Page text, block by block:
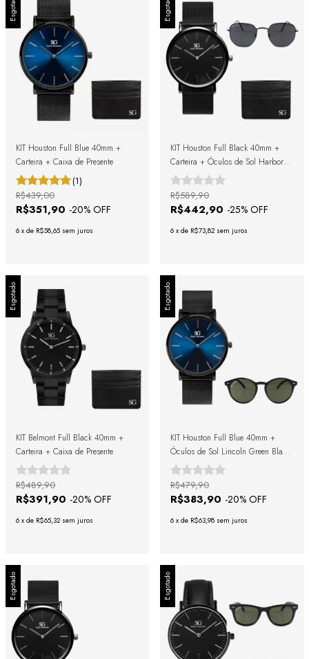
Esgotado
KIT Houston Full Blue 40mm +
Carteira + Caixa de Presente
(1)
R$351,90 -20% OFF
R$439,00
6 x de R$58,65 sem juros
Esgotado
KIT Houston Full Black 40mm +
Carteira + Óculos de Sol Harbor
Full Black + Caixa De Presente
R$442,90 -25% OFF
R$589,90
6 x de R$73,82 sem juros
Esgotado
KIT Belmont Full Black 40mm +
Carteira + Caixa de Presente
R$391,90 -20% OFF
R$489,90
6 x de R$65,32 sem juros
Esgotado
KIT Houston Full Blue 40mm +
Óculos de Sol Lincoln Green Black
+ Caixa de Presente
R$383,90 -20% OFF
R$479,90
6 x de R$63,98 sem juros
Esgotado Esgotado